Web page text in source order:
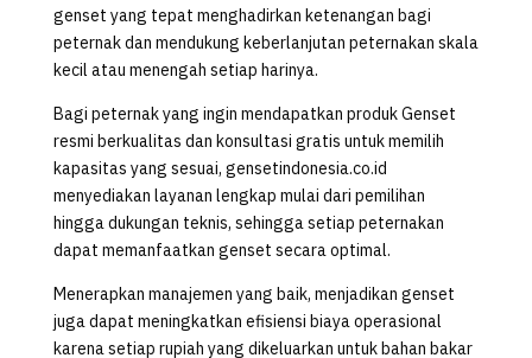
genset yang tepat menghadirkan ketenangan bagi
peternak dan mendukung keberlanjutan peternakan skala
kecil atau menengah setiap harinya.
Bagi peternak yang ingin mendapatkan produk Genset
resmi berkualitas dan konsultasi gratis untuk memilih
kapasitas yang sesuai, gensetindonesia.co.id
menyediakan layanan lengkap mulai dari pemilihan
hingga dukungan teknis, sehingga setiap peternakan
dapat memanfaatkan genset secara optimal.
Menerapkan manajemen yang baik, menjadikan genset
juga dapat meningkatkan efisiensi biaya operasional
karena setiap rupiah yang dikeluarkan untuk bahan bakar